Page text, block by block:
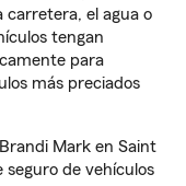
carretera, el agua o
tengan
para
más preciados
Mark en Saint
seguro de vehículos